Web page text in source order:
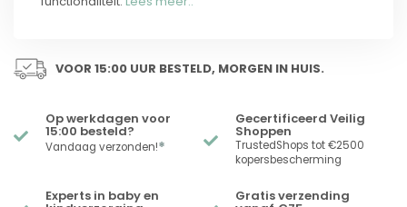
VOOR 15:00 UUR BESTELD, MORGEN IN HUIS.
Op werkdagen voor
15:00 besteld?
Vandaag verzonden!*
Gecertificeerd Veilig
Shoppen
TrustedShops tot €2500
kopersbescherming
Experts in baby en Gratis verzending